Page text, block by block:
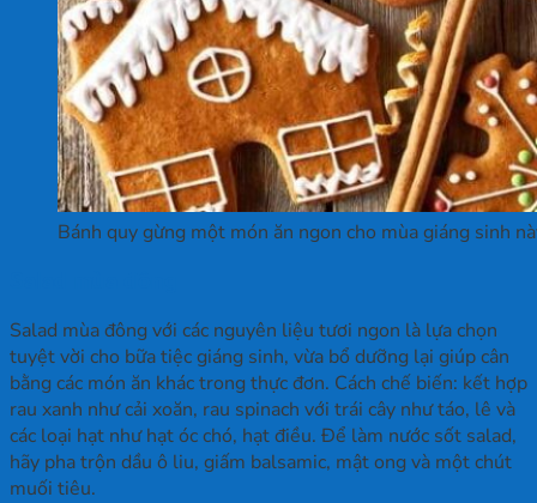
Bánh quy gừng một món ăn ngon cho mùa giáng sinh
Salad mùa đông với các nguyên liệu tươi ngon là lựa chọn
tuyệt vời cho bữa tiệc giáng sinh, vừa bổ dưỡng lại giúp cân
bằng các món ăn khác trong thực đơn. Cách chế biến: kết hợp
rau xanh như cải xoăn, rau spinach với trái cây như táo, lê và
các loại hạt như hạt óc chó, hạt điều. Để làm nước sốt salad,
hãy pha trộn dầu ô liu, giấm balsamic, mật ong và một chút
muối tiêu.